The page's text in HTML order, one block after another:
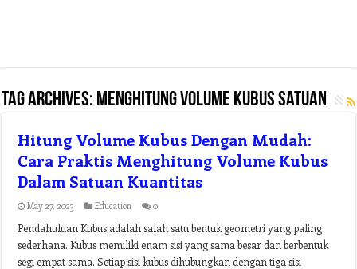
Tag Archives: menghitung volume kubus satuan
Hitung Volume Kubus Dengan Mudah:
Cara Praktis Menghitung Volume Kubus
Dalam Satuan Kuantitas
May 27, 2023 Education 0
Pendahuluan Kubus adalah salah satu bentuk geometri yang paling
sederhana. Kubus memiliki enam sisi yang sama besar dan berbentuk
segi empat sama. Setiap sisi kubus dihubungkan dengan tiga sisi